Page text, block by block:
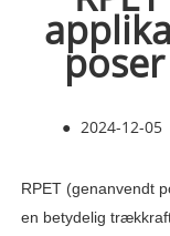
● 2024-12-05
RPET (genanvendt
en betydelig